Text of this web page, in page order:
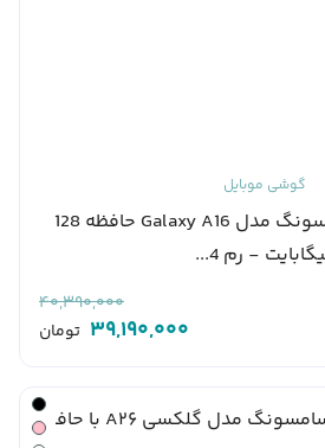
گوشی موبایل
گوشی موبایل سامسونگ مدل Galaxy A16 حافظه 128
- رم 4...
40,390,000
39,190,000 تومان